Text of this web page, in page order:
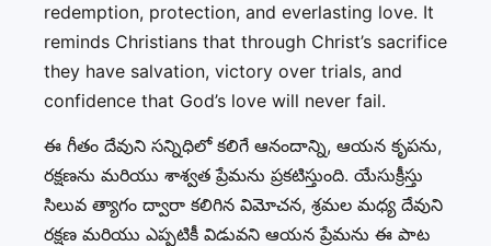
redemption, protection, and everlasting love. It
reminds Christians that through Christ’s sacrifice
they have salvation, victory over trials, and
confidence that God’s love will never fail.
ఈ గీతం దేవుని సన్నిధిలో కలిగే ఆనందాన్ని, ఆయన కృపను,
రక్షణను మరియు శాశ్వత ప్రేమను ప్రకటిస్తుంది. యేసుక్రీస్తు
సిలువ త్యాగం ద్వారా కలిగిన విమోచన, శ్రమల మధ్య దేవుని
రక్షణ మరియు ఎప్పటికీ విడువని ఆయన ప్రేమను ఈ పాట